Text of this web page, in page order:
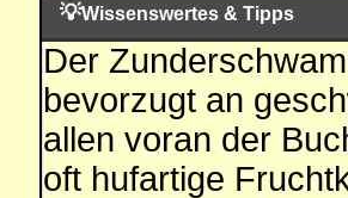
💡Wissenswertes & Tipps
Der
bevorzugt an
allen voran der
oft hufartige